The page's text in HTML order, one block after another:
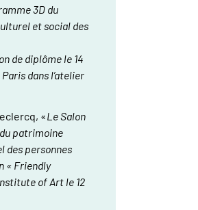
3D du
et social des
de diplôme le 14
dans l’atelier
«Le Salon
patrimoine
des personnes
« Friendly
of Art le 12